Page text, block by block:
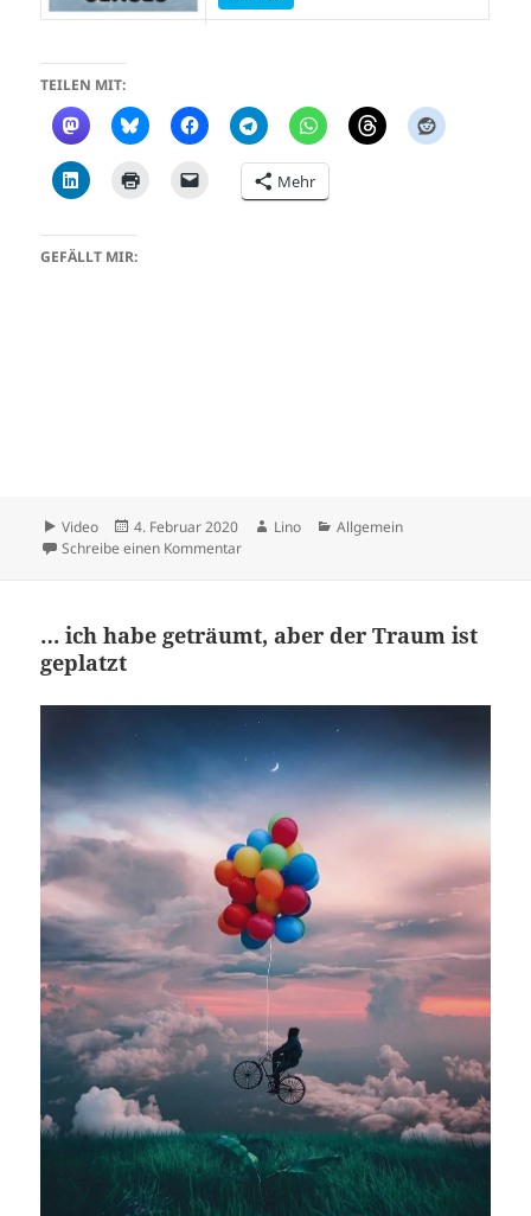
TEILEN MIT:
Mehr
GEFÄLLT MIR:
Format
Video
Veröffentlicht
am
4. Februar 2020 Autor
Lino Kategorien
Allgemein
Schreibe einen Kommentarzu Lino Casu
… ich habe geträumt, aber der Traum ist
geplatzt